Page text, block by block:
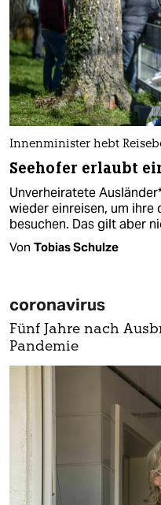
Innenminister hebt
Seehofer erlaubt
Unverheiratete
wieder einreisen, um ihre
besuchen. Das gilt aber
Von Tobias Schulze
coronavirus
Fünf Jahre nach
Pandemie